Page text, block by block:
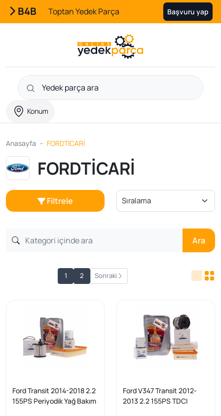
B4B Toptan Yedek Parça Başvuru yap
Konum
Anasayfa FORDTİCARİ
FORDTİCARİ
Filtrele
Ara
1 2 Sonraki
Ford Transit 2014-2018 2.2
155PS Periyodik Yağ Bakım
Ford V347 Transit 2012-
2013 2.2 155PS TDCI